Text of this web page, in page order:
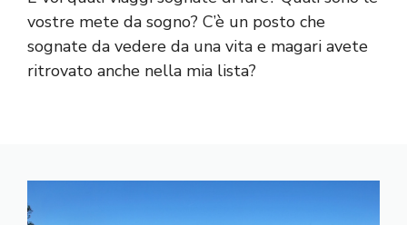
vostre mete da sogno? C’è un posto che
sognate da vedere da una vita e magari avete
ritrovato anche nella mia lista?